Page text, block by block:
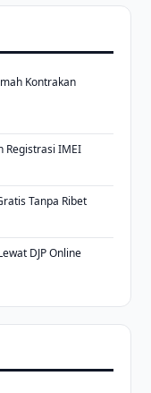
Kontrakan
Registrasi IMEI
Tanpa Ribet
DJP Online